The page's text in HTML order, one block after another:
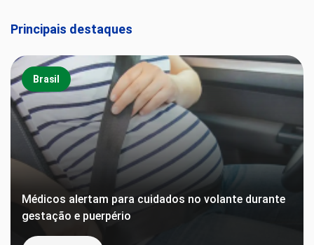
Principais destaques
Brasil
Médicos alertam para cuidados no volante durante
gestação e puerpério